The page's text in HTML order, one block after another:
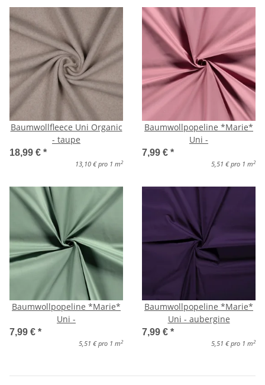
Baumwollfleece Uni Organic
- taupe
18,99 € *
13,10 € pro 1 m 2
Baumwollpopeline *Marie*
Uni -
7,99 € *
5,51 € pro 1 m 2
Baumwollpopeline *Marie*
Uni -
7,99 € *
5,51 € pro 1 m 2
Baumwollpopeline *Marie*
Uni - aubergine
7,99 € *
5,51 € pro 1 m 2